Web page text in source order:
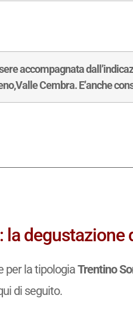
accompagnata
Cembra. E’anche
la degustazione
per la tipologiaTrentino
di seguito.